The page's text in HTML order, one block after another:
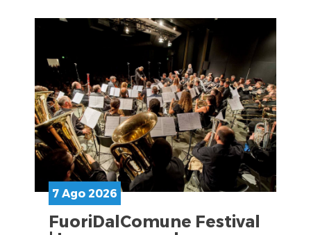
7 Ago 2026
FuoriDalComune Festival